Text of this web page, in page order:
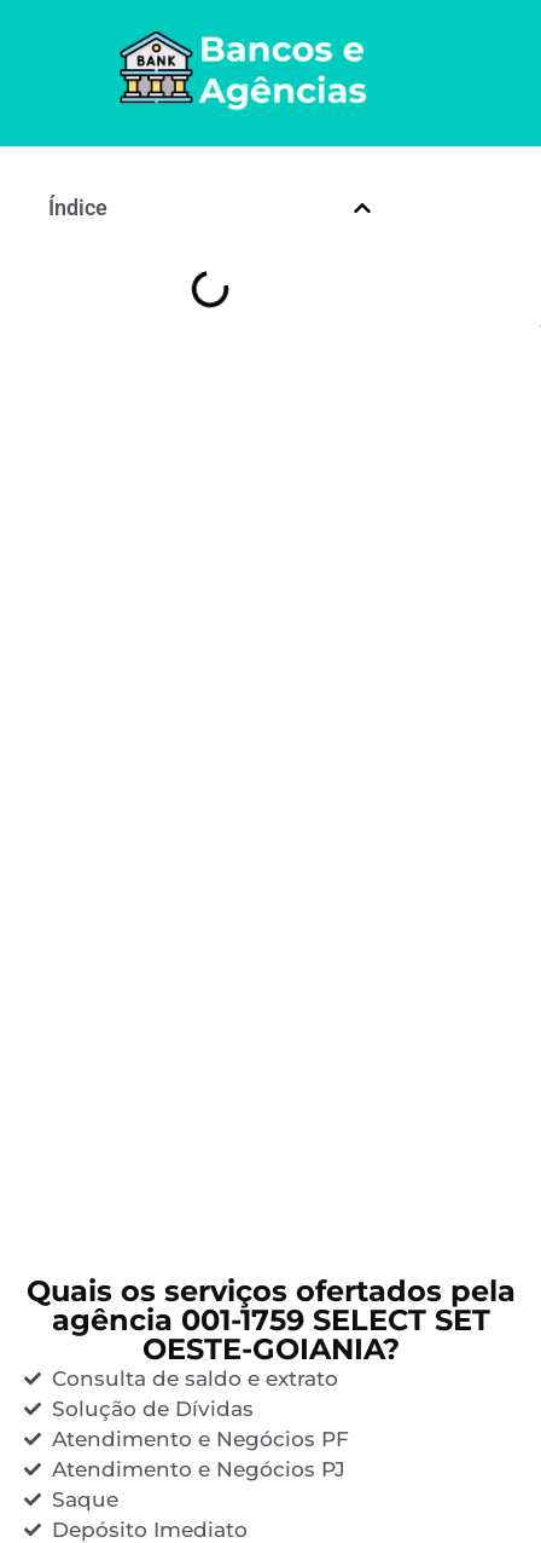
Índice
Quais os serviços ofertados pela
agência 001-1759 SELECT SET
OESTE-GOIANIA?
Consulta de saldo e extrato
Solução de Dívidas
Atendimento e Negócios PF
Atendimento e Negócios PJ
Saque
Depósito Imediato